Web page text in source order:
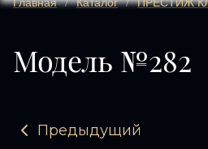
Главная / Каталог / ПРЕСТИЖ
Модель №282
Предыдущий